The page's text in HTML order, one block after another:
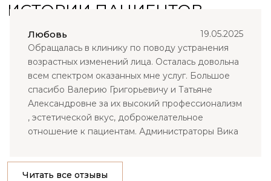
ИСТОРИИ ПАЦИЕНТОВ
Любовь
19.05.2025
Обращалась в клинику по поводу устранения
возрастных изменений лица. Осталась довольна
всем спектром оказанных мне услуг. Большое
спасибо Валерию Григорьевичу и Татьяне
Александровне за их высокий профессионализм
, эстетической вкус, доброжелательное
отношение к пациентам. Администраторы Вика
любому вопросу) комфортным и приятным. Эта
клиника более чем заслуживает доверия. Это то
Читать все отзывы